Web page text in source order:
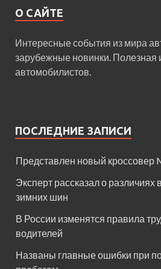
О САЙТЕ
Интересные события из мира
зарубежные новинки.
автомобилистов.
ПОСЛЕДНИЕ ЗАПИСИ
Представлен новый кроссовер
Эксперт рассказал о различиях
зимних шин
В России изменятся правила
водителей
Названы главные ошибки при